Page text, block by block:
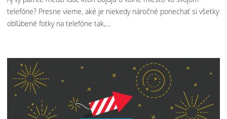
telefóne? Presne vieme, aké je niekedy náročné ponechať si všetky
obľúbené fotky na telefóne tak,…